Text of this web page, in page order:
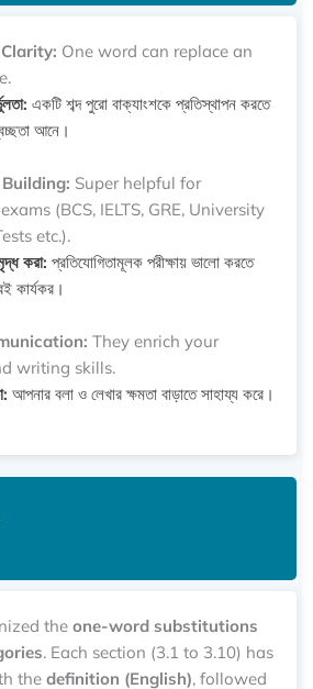
One word can replace an
একটি শব্দ পুরো বাক্যাংশকে প্রতিস্থাপন করতে
আনে।
Super helpful for
(BCS, IELTS, GRE, University
etc.).
করা: প্রতিযোগিতামূলক পরীক্ষায় ভালো করতে
কার্যকর।
They enrich your
writing skills.
আপনার বলা ও লেখার ক্ষমতা বাড়াতে সাহায্য করে।
the one-word substitutions
. Each section (3.1 to 3.10) has
the definition (English), followed